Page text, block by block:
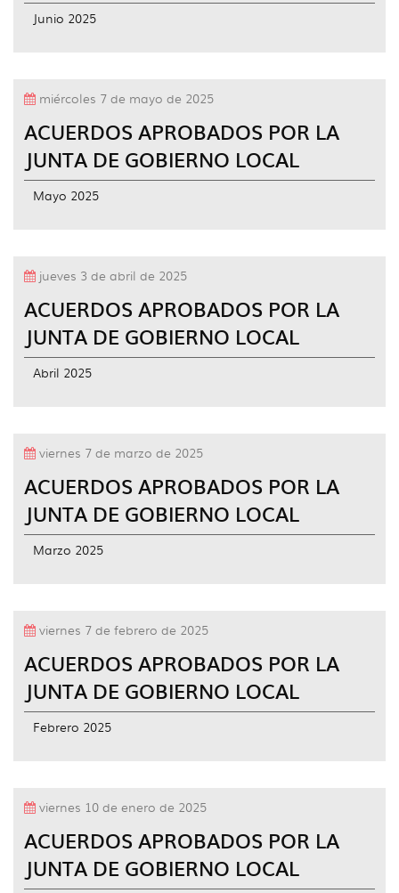
idioma
Junio 2025
miércoles 7 de mayo de 2025
ACUERDOS APROBADOS POR LA
JUNTA DE GOBIERNO LOCAL
Mayo 2025
jueves 3 de abril de 2025
ACUERDOS APROBADOS POR LA
JUNTA DE GOBIERNO LOCAL
Abril 2025
viernes 7 de marzo de 2025
ACUERDOS APROBADOS POR LA
JUNTA DE GOBIERNO LOCAL
Marzo 2025
viernes 7 de febrero de 2025
ACUERDOS APROBADOS POR LA
JUNTA DE GOBIERNO LOCAL
Febrero 2025
viernes 10 de enero de 2025
ACUERDOS APROBADOS POR LA
JUNTA DE GOBIERNO LOCAL